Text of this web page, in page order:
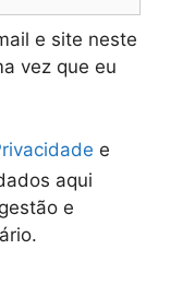
e site neste
vez que eu
e
aqui
e